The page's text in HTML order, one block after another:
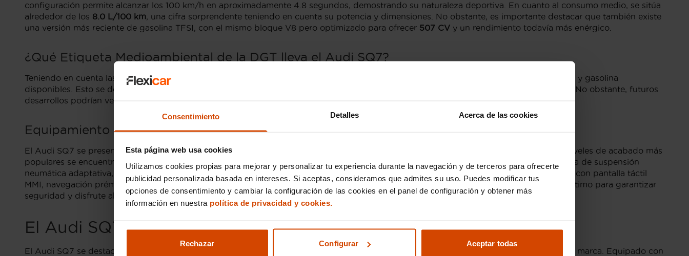
Consentimiento Detalles Acerca de las cookies
Esta página web usa cookies
Utilizamos cookies propias para mejorar y personalizar tu experiencia durante la navegación y de terceros para ofrecerte
publicidad personalizada basada en intereses. Si aceptas, consideramos que admites su uso. Puedes modificar tus
opciones de consentimiento y cambiar la configuración de las cookies en el panel de configuración y obtener más
información en nuestra política de privacidad y cookies.
Rechazar Configurar Aceptar todas
configuración permite alcanzar los 100 km/h en aproximadamente 4.8 segundos, demostrando su naturaleza deportiva. En cuanto al consumo medio, se sitúa
alrededor de los 8.0 L/100 km, una cifra sorprendente teniendo en cuenta su potencia y dimensiones. No obstante, es importante destacar que también existe
una versión más reciente de gasolina TFSI, con el mismo bloque V8 pero optimizado para ofrecer 507 CV y un rendimiento todavía más enérgico.
¿Qué Etiqueta Medioambiental de la DGT lleva el Audi SQ7?
Teniendo en cuenta las versiones del Audi SQ7, estas suelen portar la
, especialmente para las motorizaciones diésel y gasolina
disponibles. Esto se debe principalmente a su avanzada tecnología en reducción de emisiones y su eficaz sistema de filtro de partículas. No obstante, futuros
desarrollos podrían ver versiones híbridas de este modelo, ofreciendo potencialmente la Etiqueta ECO o incluso Cero.
Equipamiento imprescindible del Audi SQ7: Niveles de acabado
El Audi SQ7 se presenta con una amplia gama de equipamientos que hacen que cada viaje sea una experiencia excepcional. Entre los niveles de acabado más
populares se encuentran elS Line Black Edition
, que ofrecen una estética y confort sofisticados. No deberías pasar por alto el sistema de suspensión
neumática adaptativa, que asegura una conducción suave en cualquier terreno. A esto se suma un sistema de entretenimiento avanzado con pantalla táctil
MMI, navegación prémium y sonido de alta fidelidad. En Flexicar, revisamos a fondo que cada uno de estos elementos esté en estado óptimo para garantizar
seguridad y disfrute absoluto.
El Audi SQ7: Ingeniería de Vanguardia en un SUV Deportivo
El Audi SQ7 se destaca como una pieza maestra de ingeniería, combinando un rendimiento impresionante con el lujo característico de la marca. Equipado con